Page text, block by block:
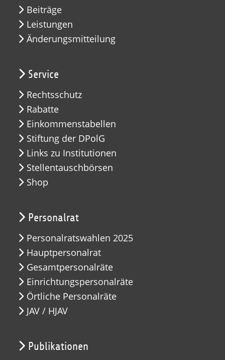
Beiträge
Leistungen
Änderungsmitteilung
Service
Rechtsschutz
Rabatte
Einkommenstabellen
Stiftung der DPolG
Links zu Institutionen
Stellentauschbörsen
Shop
Personalrat
Personalratswahlen 2025
Hauptpersonalrat
Gesamtpersonalräte
Einrichtungspersonalräte
Örtliche Personalräte
JAV / HJAV
Publikationen